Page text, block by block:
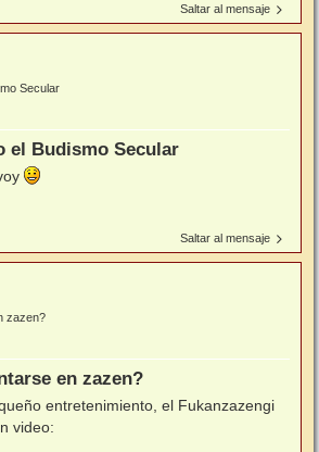
Saltar al mensaje
Secular
el Budismo Secular
Saltar al mensaje
zazen?
en zazen?
entretenimiento, el Fukanzazengi
video: